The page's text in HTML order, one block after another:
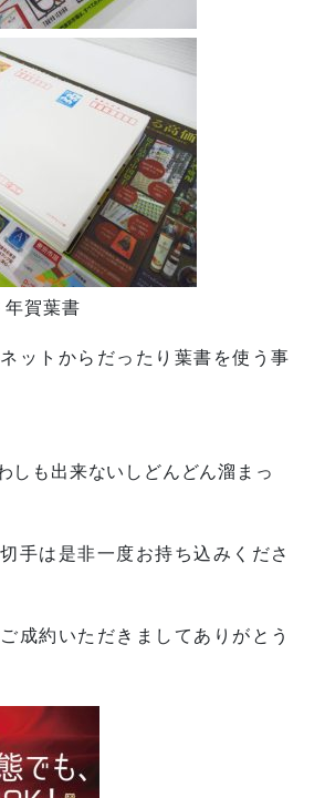
年賀葉書
ットからだったり葉書を使う事
しも出来ないしどんどん溜まっ
手は是非一度お持ち込みくださ
成約いただきましてありがとう